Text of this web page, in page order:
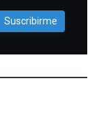
Suscribirme